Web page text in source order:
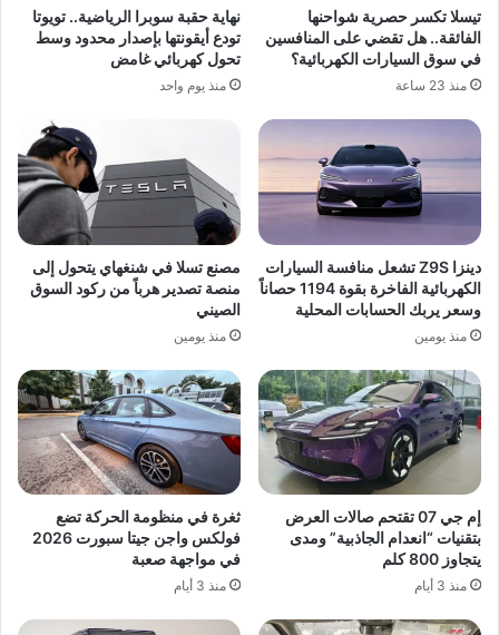
تيسلا تكسر حصرية شواحنها
الفائقة.. هل تقضي على المنافسين
في سوق السيارات الكهربائية؟
منذ 23 ساعة
نهاية حقبة سوبرا الرياضية.. تويوتا
تودع أيقونتها بإصدار محدود وسط
تحول كهربائي غامض
منذ يوم واحد
دينزا Z9S تشعل منافسة السيارات
الكهربائية الفاخرة بقوة 1194 حصاناً
وسعر يربك الحسابات المحلية
منذ يومين
مصنع تسلا في شنغهاي يتحول إلى
منصة تصدير هرباً من ركود السوق
الصيني
منذ يومين
إم جي 07 تقتحم صالات العرض
بتقنيات “انعدام الجاذبية” ومدى
يتجاوز 800 كلم
منذ 3 أيام
ثغرة في منظومة الحركة تضع
فولكس واجن جيتا سبورت 2026
في مواجهة صعبة
منذ 3 أيام